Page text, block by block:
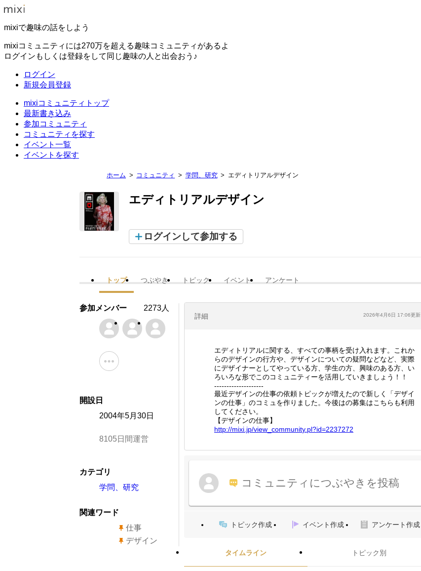
mixiで趣味の話をしよう
mixiコミュニティには270万を超える趣味コミュニティがあるよ
ログインもしくは登録をして同じ趣味の人と出会おう♪
ログイン
新規会員登録
mixiコミュニティトップ
最新書き込み
参加コミュニティ
コミュニティを探す
イベント一覧
イベントを探す
ホーム コミュニティ 学問、研究 エディトリアルデザイン
エディトリアルデザイン
ログインして参加する
トップ つぶやき トピック イベント アンケート
詳細 2026年4月6日 17:06更新
エディトリアルに関する、すべての事柄を受け入れます。これか
らのデザインの行方や、デザインについての疑問などなど、実際
にデザイナーとしてやっている方、学生の方、興味のある方、い
ろいろな形でこのコミュニティーを活用していきましょう！！
--------------------
最近デザインの仕事の依頼トピックが増えたので新しく「デザイ
ンの仕事」のコミュを作りました。今後はの募集はこちらも利用
してください。
【デザインの仕事】
http://mixi.jp/view_community.pl?id=2237272
コミュニティにつぶやきを投稿
トピック作成 イベント作成 アンケート作成
タイムライン トピック別
参加メンバー 2273人
開設日
2004年5月30日
8105日間運営
カテゴリ
学問、研究
関連ワード
仕事
デザイン